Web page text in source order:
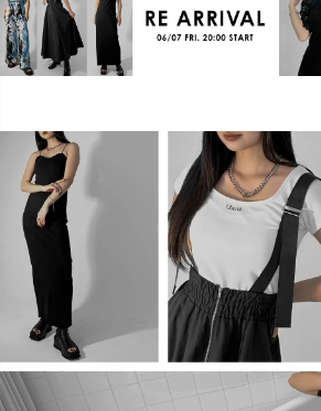
再入荷
商品タイプ
ORIGINAL
カラー